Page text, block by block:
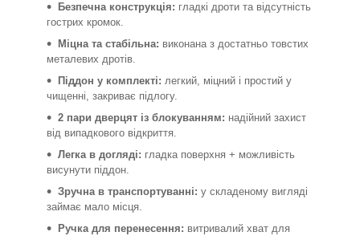
Безпечна конструкція: гладкі дроти та відсутність
гострих кромок.
Міцна та стабільна: виконана з достатньо товстих
металевих дротів.
Піддон у комплекті: легкий, міцний і простий у
чищенні, закриває підлогу.
2 пари дверцят із блокуванням: надійний захист
від випадкового відкриття.
Легка в догляді: гладка поверхня + можливість
висунути піддон.
Зручна в транспортуванні: у складеному вигляді
займає мало місця.
Ручка для перенесення: витривалий хват для